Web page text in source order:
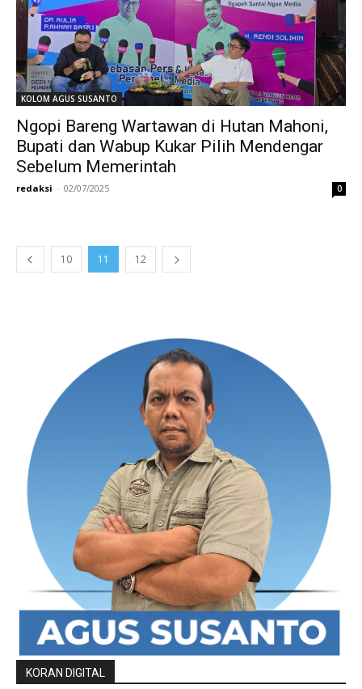
KOLOM AGUS SUSANTO
Ngopi Bareng Wartawan di Hutan Mahoni,
Bupati dan Wabup Kukar Pilih Mendengar
Sebelum Memerintah
redaksi - 02/07/2025 0
10 11 12
KORAN DIGITAL